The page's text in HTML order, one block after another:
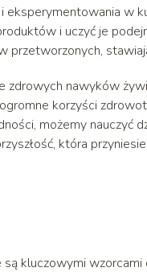
w
i uczyć je
przetworzonych,
zdrowych nawyków
korzyści
możemy nauczyć
która
są kluczowymi